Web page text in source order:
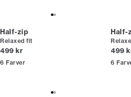
Half-zip
Relaxed fit
I alt (inkl. rabat)
499 kr
6 Farver
Half-
I alt
499
6